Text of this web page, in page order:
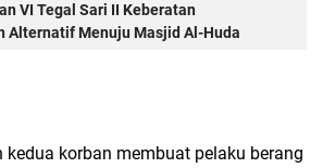
VI Tegal Sari II Keberatan
Alternatif Menuju Masjid Al-Huda
kedua korban membuat pelaku berang